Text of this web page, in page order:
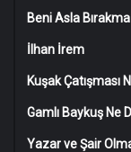
Beni Asla
İlhan İrem
Kuşak Çatışması
Gamlı Baykuş Ne
Yazar ve Şair